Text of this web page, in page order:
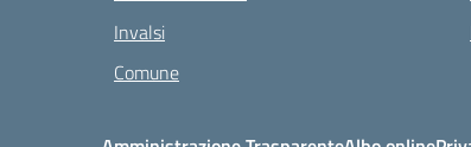
Invalsi
Comune